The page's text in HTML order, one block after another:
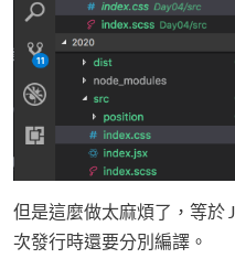
但是這麼做太麻煩了，等於
次發行時還要分別編譯。